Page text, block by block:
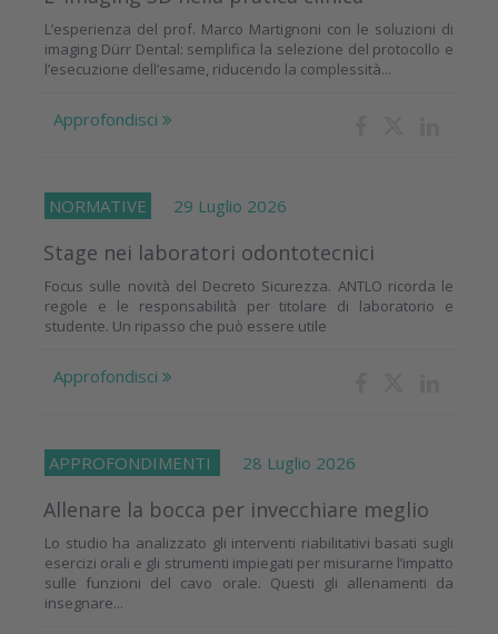
L’esperienza del prof. Marco Martignoni con le soluzioni di
imaging Dürr Dental: semplifica la selezione del protocollo e
l’esecuzione dell’esame, riducendo la complessità...
Approfondisci
NORMATIVE 29 Luglio 2026
Stage nei laboratori odontotecnici
Focus sulle novità del Decreto Sicurezza. ANTLO ricorda le
regole e le responsabilità per titolare di laboratorio e
studente. Un ripasso che può essere utile
Approfondisci
APPROFONDIMENTI 28 Luglio 2026
Allenare la bocca per invecchiare meglio
Lo studio ha analizzato gli interventi riabilitativi basati sugli
esercizi orali e gli strumenti impiegati per misurarne l’impatto
sulle funzioni del cavo orale. Questi gli allenamenti da
insegnare...